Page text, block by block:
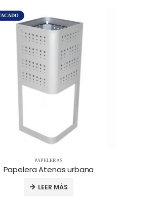
PAPELERAS
Papelera Atenas urbana
LEER MÁS